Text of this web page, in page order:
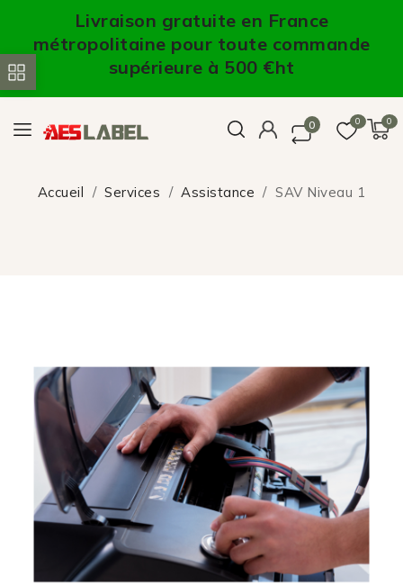
Livraison gratuite en France
métropolitaine pour toute commande
supérieure à 500 €ht
0
0
0
Accueil Services Assistance SAV Niveau 1